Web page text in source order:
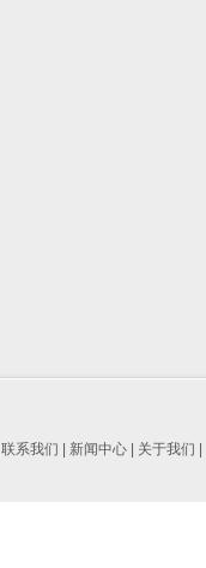
联系我们 新闻中心 关于我们